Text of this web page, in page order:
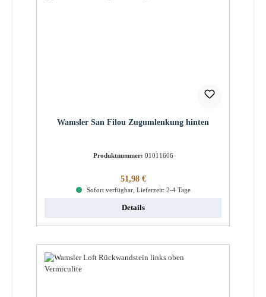
Wamsler San Filou Zugumlenkung hinten
Produktnummer: 01011606
Regulärer Preis:
51,98 €
Sofort verfügbar, Lieferzeit: 2-4 Tage
Details